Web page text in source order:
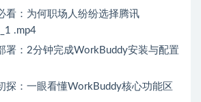
看：为何职场人纷纷选择腾讯
.mp4
署：2分钟完成WorkBuddy安装与配置
探：一眼看懂WorkBuddy核心功能区